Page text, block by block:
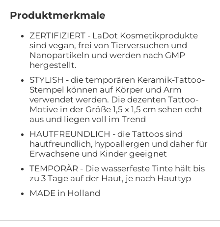
Produktmerkmale
ZERTIFIZIERT - LaDot Kosmetikprodukte
sind vegan, frei von Tierversuchen und
Nanopartikeln und werden nach GMP
hergestellt.
STYLISH - die temporären Keramik-Tattoo-
Stempel können auf Körper und Arm
verwendet werden. Die dezenten Tattoo-
Motive in der Größe 1,5 x 1,5 cm sehen echt
aus und liegen voll im Trend
HAUTFREUNDLICH - die Tattoos sind
hautfreundlich, hypoallergen und daher für
Erwachsene und Kinder geeignet
TEMPORÄR - Die wasserfeste Tinte hält bis
zu 3 Tage auf der Haut, je nach Hauttyp
MADE in Holland